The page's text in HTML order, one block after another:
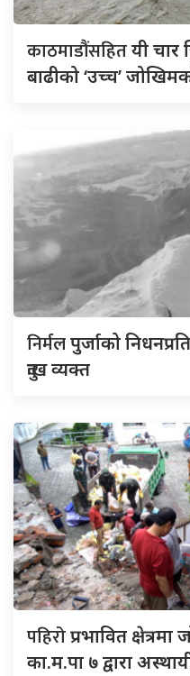
काठमाडौंसहितयी
बाढीको ‘उच्च’
निर्मलपुर्जाको
दुःख व्यक्त
पहिरोप्रभावित
का.म.पा ७ द्वारा